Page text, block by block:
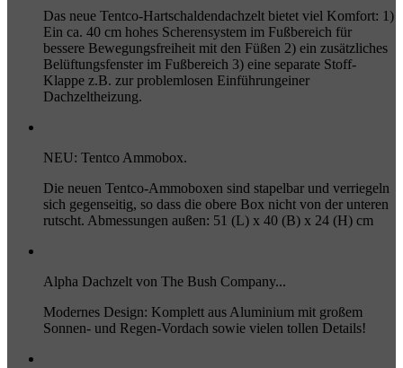
Das neue Tentco-Hartschaldendachzelt bietet viel Komfort: 1)
Ein ca. 40 cm hohes Scherensystem im Fußbereich für
bessere Bewegungsfreiheit mit den Füßen 2) ein zusätzliches
Belüftungsfenster im Fußbereich 3) eine separate Stoff-
Klappe z.B. zur problemlosen Einführungeiner
Dachzeltheizung.
NEU: Tentco Ammobox.
Die neuen Tentco-Ammoboxen sind stapelbar und verriegeln
sich gegenseitig, so dass die obere Box nicht von der unteren
rutscht. Abmessungen außen: 51 (L) x 40 (B) x 24 (H) cm
Alpha Dachzelt von The Bush Company...
Modernes Design: Komplett aus Aluminium mit großem
Sonnen- und Regen-Vordach sowie vielen tollen Details!